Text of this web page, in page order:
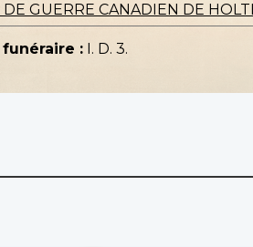
GUERRE CANADIEN DE
: I. D. 3.